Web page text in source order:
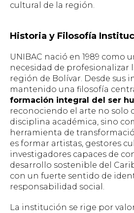
cultural de la región.
Historia y Filosofía
UNIBAC nació en 1989 como
necesidad de profesionalizar
región de Bolívar. Desde sus
mantenido una filosofía
formación integral del ser
reconociendo el arte no solo
disciplina académica, sino
herramienta de
es formar artistas, gestores
investigadores capaces de
desarrollo sostenible del
con un fuerte sentido de
responsabilidad social.
La institución se rige por